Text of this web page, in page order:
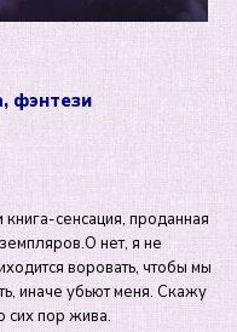
фэнтези
сенсация, проданная
нет, я не
воровать, чтобы мы
иначе убьют меня. Скажу
сих пор жива.